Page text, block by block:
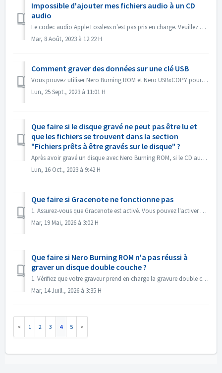
Impossible d'ajouter mes fichiers audio à un CD
audio
Le codec audio Apple Lossless n'est pas pris en charge. Veuillez vérifier le codec audio de vos fichiers. Ou envoyez-les nous pour vérification.
Mar, 8 Août, 2023 à 12:22 H
Comment graver des données sur une clé USB
Vous pouvez utiliser Nero Burning ROM et Nero USBxCOPY pour graver des données sur des clés/cartes USB. Dans Nero Burning ROM, 'Raspberry Pi OS' et ...
Lun, 25 Sept., 2023 à 11:01 H
Que faire si le disque gravé ne peut pas être lu et
que les fichiers se trouvent dans la section
"Fichiers prêts à être gravés sur le disque" ?
Après avoir gravé un disque avec Nero Burning ROM, si le CD audio ne peut pas être lu avec un lecteur CD, ouvrez le disque dans l'Explorateur Windows po...
Lun, 16 Oct., 2023 à 9:42 H
Que faire si Gracenote ne fonctionne pas
1. Assurez-vous que Gracenote est activé. Vous pouvez l'activer dans le menu « Fichier -> Options -> Base de données », en cochant l'option « ...
Mar, 19 Mai, 2026 à 3:02 H
Que faire si Nero Burning ROM n'a pas réussi à
graver un disque double couche ?
1. Vérifiez que votre graveur prend en charge la gravure double couche. 2. Réduisez la vitesse de gravure : une gravure à grande vitesse peut entraîner...
Mar, 14 Juill., 2026 à 3:35 H
1 2 3 4 5